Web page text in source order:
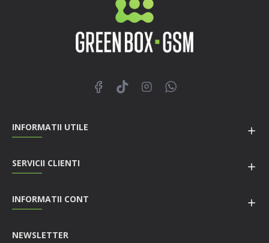
INFORMATII UTILE
SERVICII CLIENTI
INFORMATII CONT
NEWSLETTER